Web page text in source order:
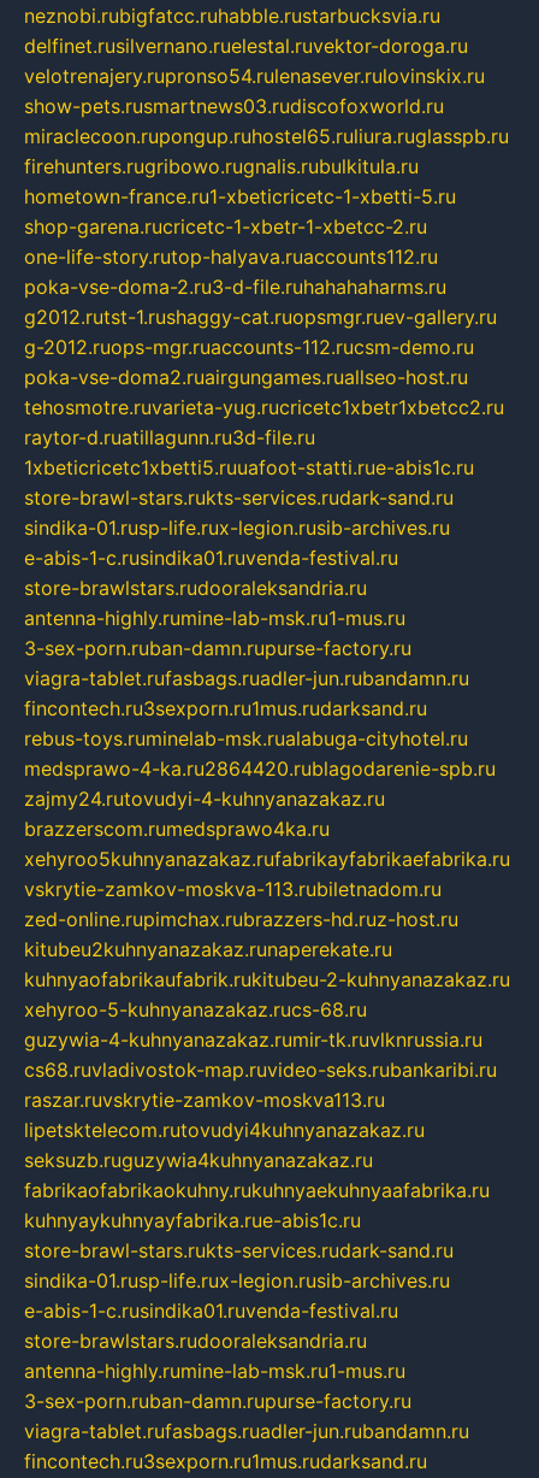
neznobi.rubigfatcc.ruhabble.rustarbucksvia.ru
delfinet.rusilvernano.ruelestal.ruvektor-doroga.ru
velotrenajery.rupronso54.rulenasever.rulovinskix.ru
show-pets.rusmartnews03.rudiscofoxworld.ru
miraclecoon.rupongup.ruhostel65.ruliura.ruglasspb.ru
firehunters.rugribowo.rugnalis.rubulkitula.ru
hometown-france.ru1-xbeticricetc-1-xbetti-5.ru
shop-garena.rucricetc-1-xbetr-1-xbetcc-2.ru
one-life-story.rutop-halyava.ruaccounts112.ru
poka-vse-doma-2.ru3-d-file.ruhahahaharms.ru
g2012.rutst-1.rushaggy-cat.ruopsmgr.ruev-gallery.ru
g-2012.ruops-mgr.ruaccounts-112.rucsm-demo.ru
poka-vse-doma2.ruairgungames.ruallseo-host.ru
tehosmotre.ruvarieta-yug.rucricetc1xbetr1xbetcc2.ru
raytor-d.ruatillagunn.ru3d-file.ru
1xbeticricetc1xbetti5.ruuafoot-statti.rue-abis1c.ru
store-brawl-stars.rukts-services.rudark-sand.ru
sindika-01.rusp-life.rux-legion.rusib-archives.ru
e-abis-1-c.rusindika01.ruvenda-festival.ru
store-brawlstars.rudooraleksandria.ru
antenna-highly.rumine-lab-msk.ru1-mus.ru
3-sex-porn.ruban-damn.rupurse-factory.ru
viagra-tablet.rufasbags.ruadler-jun.rubandamn.ru
fincontech.ru3sexporn.ru1mus.rudarksand.ru
rebus-toys.ruminelab-msk.rualabuga-cityhotel.ru
medsprawo-4-ka.ru2864420.rublagodarenie-spb.ru
zajmy24.rutovudyi-4-kuhnyanazakaz.ru
brazzerscom.rumedsprawo4ka.ru
xehyroo5kuhnyanazakaz.rufabrikayfabrikaefabrika.ru
vskrytie-zamkov-moskva-113.rubiletnadom.ru
zed-online.rupimchax.rubrazzers-hd.ruz-host.ru
kitubeu2kuhnyanazakaz.runaperekate.ru
kuhnyaofabrikaufabrik.rukitubeu-2-kuhnyanazakaz.ru
xehyroo-5-kuhnyanazakaz.rucs-68.ru
guzywia-4-kuhnyanazakaz.rumir-tk.ruvlknrussia.ru
cs68.ruvladivostok-map.ruvideo-seks.rubankaribi.ru
raszar.ruvskrytie-zamkov-moskva113.ru
lipetsktelecom.rutovudyi4kuhnyanazakaz.ru
seksuzb.ruguzywia4kuhnyanazakaz.ru
fabrikaofabrikaokuhny.rukuhnyaekuhnyaafabrika.ru
kuhnyaykuhnyayfabrika.rue-abis1c.ru
store-brawl-stars.rukts-services.rudark-sand.ru
sindika-01.rusp-life.rux-legion.rusib-archives.ru
e-abis-1-c.rusindika01.ruvenda-festival.ru
store-brawlstars.rudooraleksandria.ru
antenna-highly.rumine-lab-msk.ru1-mus.ru
3-sex-porn.ruban-damn.rupurse-factory.ru
viagra-tablet.rufasbags.ruadler-jun.rubandamn.ru
fincontech.ru3sexporn.ru1mus.rudarksand.ru